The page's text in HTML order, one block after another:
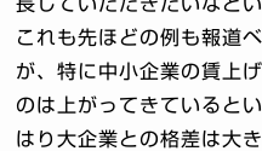
これも先ほどの例も報道
が、特に中小企業の賃上
のは上がってきていると
はり大企業との格差は大